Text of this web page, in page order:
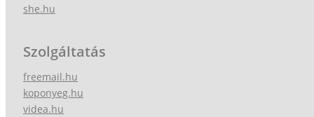
she.hu
Szolgáltatás
freemail.hu
koponyeg.hu
videa.hu